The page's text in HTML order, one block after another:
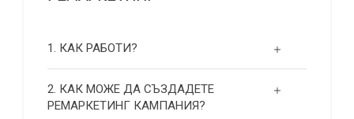
1. КАК РАБОТИ?
2. КАК МОЖЕ ДА СЪЗДАДЕТЕ
РЕМАРКЕТИНГ КАМПАНИЯ?